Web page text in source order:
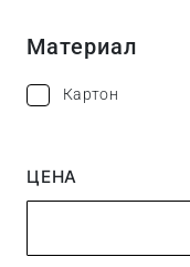
Материал
Картон
ЦЕНА